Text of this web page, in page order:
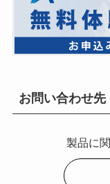
お問い合わせ先
製品に